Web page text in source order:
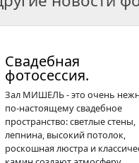
Свадебная
фотосессия.
Зал МИШЕЛЬ - это очень
по-настоящему свадебное
пространство: светлые стены,
лепнина, высокий потолок,
роскошная люстра и